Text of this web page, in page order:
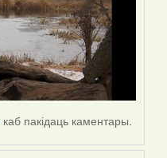
каб пакідаць каментары.